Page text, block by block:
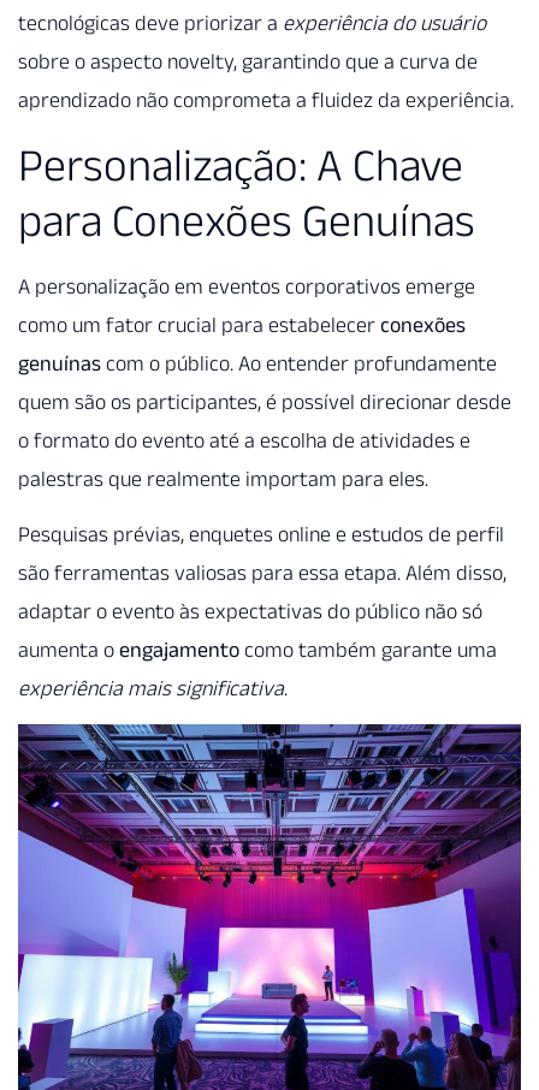
tecnológicas deve priorizar a experiência do usuário
sobre o aspecto novelty, garantindo que a curva de
aprendizado não comprometa a fluidez da experiência.
Personalização: A Chave
para Conexões Genuínas
A personalização em eventos corporativos emerge
como um fator crucial para estabelecer conexões
genuínas com o público. Ao entender profundamente
quem são os participantes, é possível direcionar desde
o formato do evento até a escolha de atividades e
palestras que realmente importam para eles.
Pesquisas prévias, enquetes online e estudos de perfil
são ferramentas valiosas para essa etapa. Além disso,
adaptar o evento às expectativas do público não só
aumenta o engajamento como também garante uma
experiência mais significativa.